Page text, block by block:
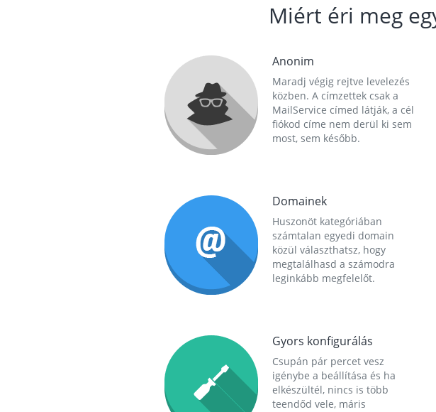
Miért éri meg
Anonim
Maradj végig rejtve levelezés
közben. A címzettek csak a
MailService címed látják, a cél
fiókod címe nem derül ki sem
most, sem később.
Domainek
Huszonöt kategóriában
számtalan egyedi domain
közül választhatsz, hogy
megtalálhasd a számodra
leginkább megfelelőt.
Gyors konfigurálás
Csupán pár percet vesz
igénybe a beállítása és ha
elkészültél, nincs is több
teendőd vele, máris